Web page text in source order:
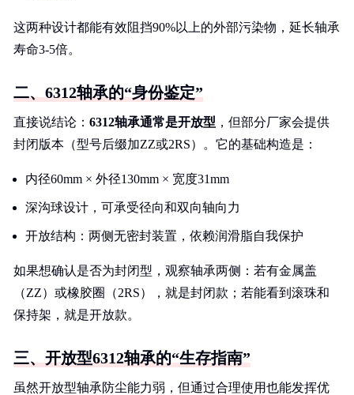
这两种设计都能有效阻挡90%以上的外部污染物，延长轴承
寿命3-5倍。
二、6312轴承的“身份鉴定”
直接说结论： 6312轴承通常是开放型 ，但部分厂家会提供
封闭版本（型号后缀加ZZ或2RS）。它的基础构造是：
内径60mm × 外径130mm × 宽度31mm
深沟球设计，可承受径向和双向轴向力
开放结构：两侧无密封装置，依赖润滑脂自我保护
如果想确认是否为封闭型，观察轴承两侧：若有金属盖
（ZZ）或橡胶圈（2RS），就是封闭款；若能看到滚珠和
保持架，就是开放款。
三、开放型6312轴承的“生存指南”
虽然开放型轴承防尘能力弱，但通过合理使用也能发挥优